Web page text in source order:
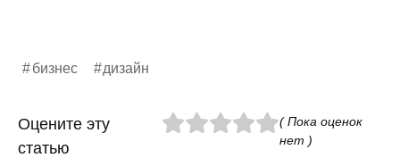
бизнес дизайн
Оцените эту
статью
( Пока оценок
нет )